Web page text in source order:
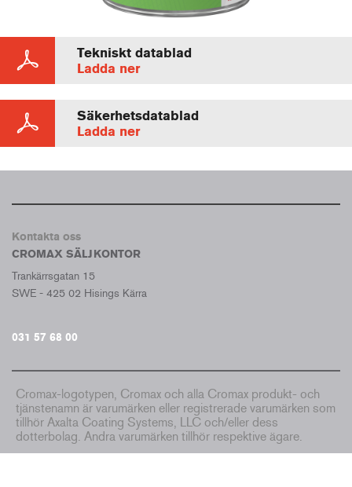
Tekniskt datablad
Ladda ner
Säkerhetsdatablad
Ladda ner
Kontakta oss
CROMAX SÄLJKONTOR
Trankärrsgatan 15
SWE - 425 02 Hisings Kärra
031 57 68 00
Cromax-logotypen, Cromax och alla Cromax produkt- och
tjänstenamn är varumärken eller registrerade varumärken som
tillhör Axalta Coating Systems, LLC och/eller dess
dotterbolag. Andra varumärken tillhör respektive ägare.